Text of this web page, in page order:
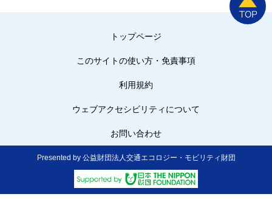
トップページ
このサイトの使い方・免責事項
利用規約
ウェブアクセシビリティについて
お問い合わせ
Presented by 公益財団法人交通エコロジー・モビリティ財団